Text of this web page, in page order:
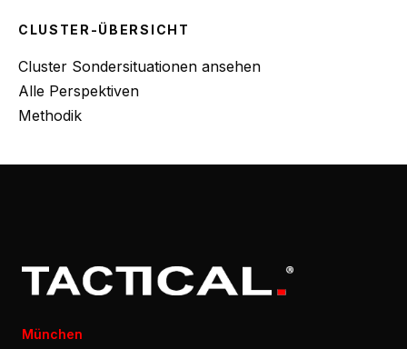
CLUSTER-ÜBERSICHT
Cluster Sondersituationen ansehen
Alle Perspektiven
Methodik
München